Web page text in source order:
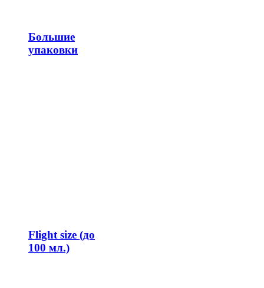
Большие
упаковки
Flight size (до
100 мл.)